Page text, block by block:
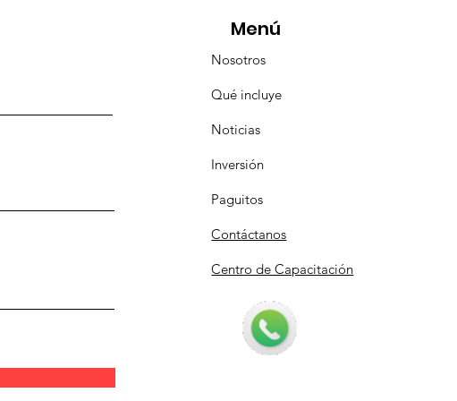
Menú
Nosotros
Qué incluye
Noticias
Inversión
Paguitos
Contáctanos
Centro de Capacitación